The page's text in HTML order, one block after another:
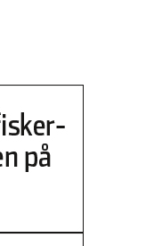
– Aldri sett
krom og